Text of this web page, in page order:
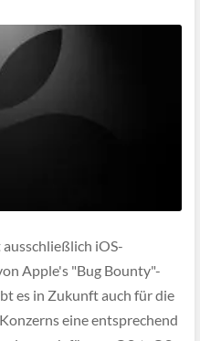
iOS-
Apple's "Bug Bounty"-
es in Zukunft auch für die
eine entsprechend